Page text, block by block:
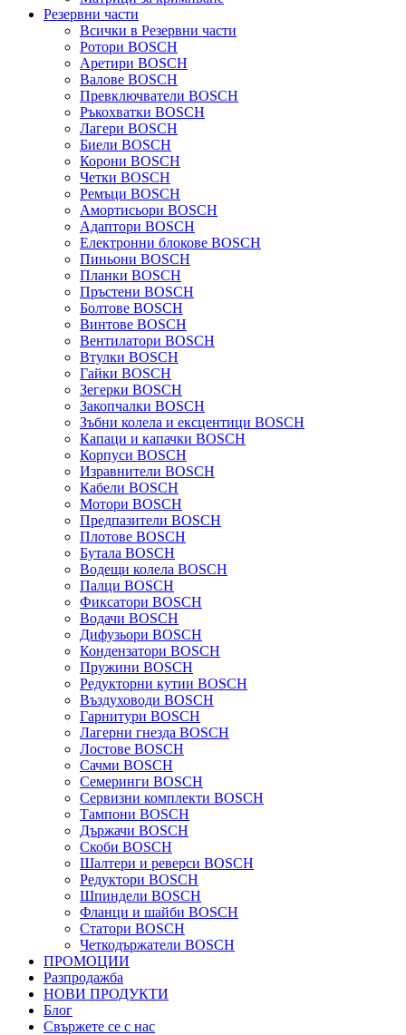
Резервни части
Всички в Резервни части
Ротори BOSCH
Аретири BOSCH
Валове BOSCH
Превключватели BOSCH
Ръкохватки BOSCH
Лагери BOSCH
Биели BOSCH
Корони BOSCH
Четки BOSCH
Ремъци BOSCH
Амортисьори BOSCH
Адаптори BOSCH
Електронни блокове BOSCH
Пиньони BOSCH
Планки BOSCH
Пръстени BOSCH
Болтове BOSCH
Винтове BOSCH
Вентилатори BOSCH
Втулки BOSCH
Гайки BOSCH
Зегерки BOSCH
Закопчалки BOSCH
Зъбни колела и ексцентици BOSCH
Капаци и капачки BOSCH
Корпуси BOSCH
Изравнители BOSCH
Кабели BOSCH
Мотори BOSCH
Предпазители BOSCH
Плотове BOSCH
Бутала BOSCH
Водещи колела BOSCH
Палци BOSCH
Фиксатори BOSCH
Водачи BOSCH
Дифузьори BOSCH
Кондензатори BOSCH
Пружини BOSCH
Редукторни кутии BOSCH
Въздуховоди BOSCH
Гарнитури BOSCH
Лагерни гнезда BOSCH
Лостове BOSCH
Сачми BOSCH
Семеринги BOSCH
Сервизни комплекти BOSCH
Тампони BOSCH
Държачи BOSCH
Скоби BOSCH
Шалтери и реверси BOSCH
Редуктори BOSCH
Шпиндели BOSCH
Фланци и шайби BOSCH
Статори BOSCH
Четкодържатели BOSCH
ПРОМОЦИИ
Разпродажба
НОВИ ПРОДУКТИ
Блог
Свържете се с нас